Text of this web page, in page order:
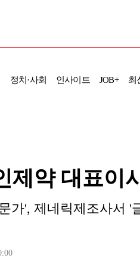
정치·사회 인사이트 JOB+ 최
제약 대표이
가', 제네릭제조사서 '